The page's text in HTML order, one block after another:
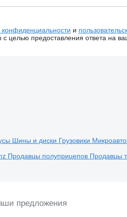
конфиденциальности и
целью предоставления ответа на
Шины и диски Грузовики
Продавцы полуприцепов Продавцы
предложения